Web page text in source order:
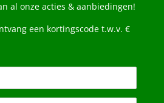
al onze acties & aanbiedingen!
een kortingscode t.w.v. €